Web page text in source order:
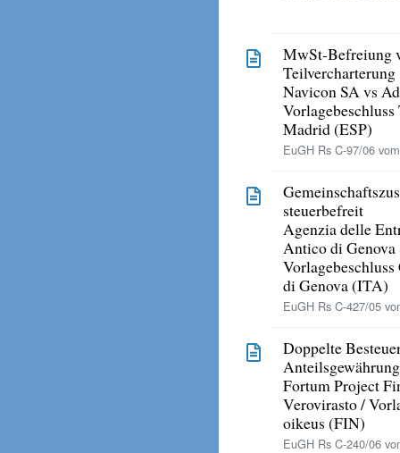
MwSt-Befreiung
Teilvercharterung
Navicon SA vs
Madrid (ESP)
EuGH Rs C-97/06
steuerbefreit
Agenzia delle
Antico di
di Genova (ITA)
EuGH Rs C-427/05
Doppelte
Fortum Project
Verovirasto /
oikeus (FIN)
EuGH Rs C-240/06